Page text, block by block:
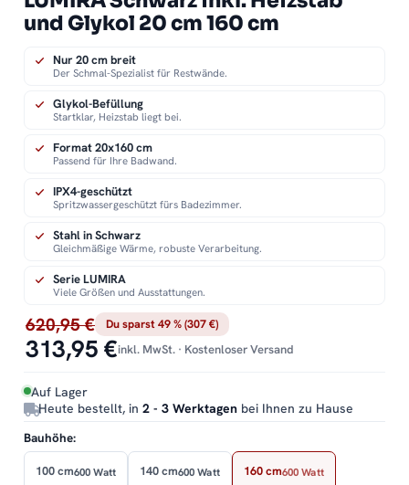
und Glykol 20 cm 160 cm
620,95 € Du sparst 49 % (307 €)
313,95 €inkl. MwSt. · Kostenloser Versand
Auf Lager
Heute bestellt, in 2 - 3 Werktagen bei Ihnen zu Hause
Nur 20 cm breit
Der Schmal-Spezialist für Restwände.
Glykol-Befüllung
Startklar, Heizstab liegt bei.
Format 20x160 cm
Passend für Ihre Badwand.
IPX4-geschützt
Spritzwassergeschützt fürs Badezimmer.
Stahl in Schwarz
Gleichmäßige Wärme, robuste Verarbeitung.
Serie LUMIRA
Viele Größen und Ausstattungen.
Bauhöhe:
100 cm600 Watt 140 cm600 Watt 160 cm600 Watt